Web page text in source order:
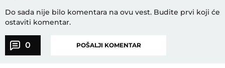
Do sada nije bilo komentara na ovu vest. Budite prvi koji će
ostaviti komentar.
0 POŠALJI KOMENTAR